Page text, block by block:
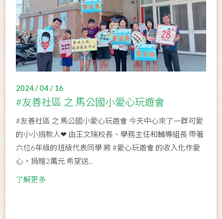
2024 / 04 / 16
#友善社區 之 馬公國小愛心玩遊會
#友善社區 之 馬公國小愛心玩遊會 今天中心來了一群可愛
的小小捐款人❤ 由王文瑞校長、學務主任和輔導組長 帶著
六位6年級的班級代表同學 將 #愛心玩遊會 的收入化作愛
心，捐贈2萬元 希望送...
了解更多